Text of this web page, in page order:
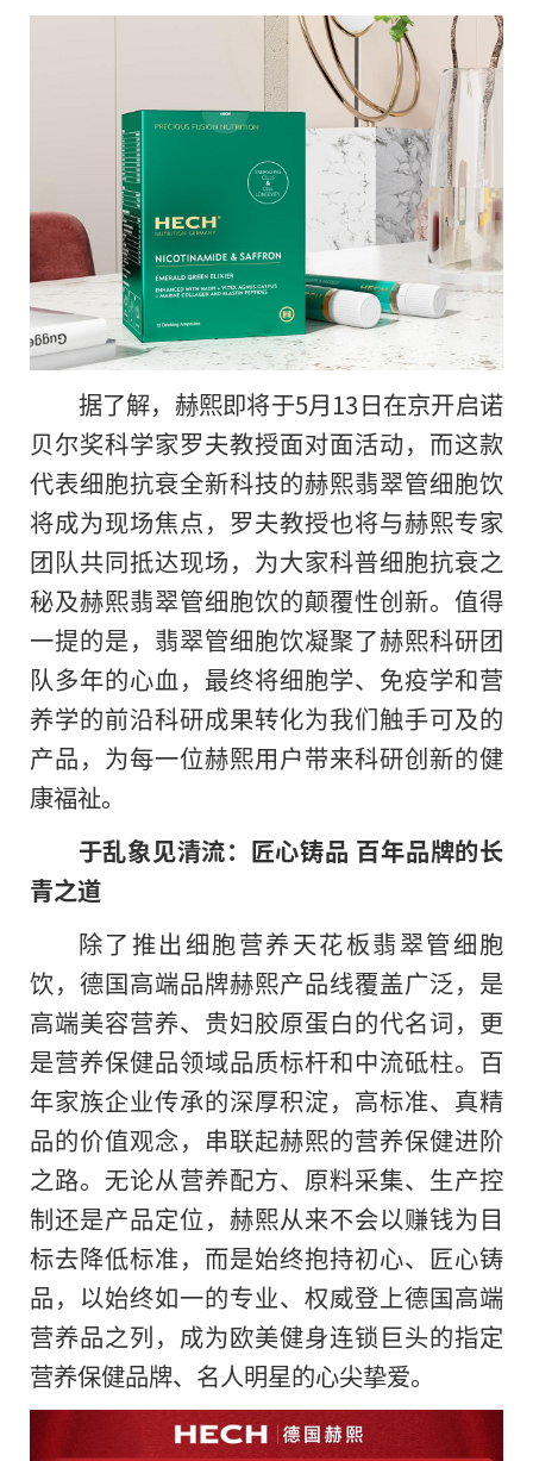
据了解，赫熙即将于5月13日在京开启诺
贝尔奖科学家罗夫教授面对面活动，而这款
代表细胞抗衰全新科技的赫熙翡翠管细胞饮
将成为现场焦点，罗夫教授也将与赫熙专家
团队共同抵达现场，为大家科普细胞抗衰之
秘及赫熙翡翠管细胞饮的颠覆性创新。值得
一提的是，翡翠管细胞饮凝聚了赫熙科研团
队多年的心血，最终将细胞学、免疫学和营
养学的前沿科研成果转化为我们触手可及的
产品，为每一位赫熙用户带来科研创新的健
康福祉。
于乱象见清流：匠心铸品 百年品牌的长
青之道
除了推出细胞营养天花板翡翠管细胞
饮，德国高端品牌赫熙产品线覆盖广泛，是
高端美容营养、贵妇胶原蛋白的代名词，更
是营养保健品领域品质标杆和中流砥柱。百
年家族企业传承的深厚积淀，高标准、真精
品的价值观念，串联起赫熙的营养保健进阶
之路。无论从营养配方、原料采集、生产控
制还是产品定位，赫熙从来不会以赚钱为目
标去降低标准，而是始终抱持初心、匠心铸
品，以始终如一的专业、权威登上德国高端
营养品之列，成为欧美健身连锁巨头的指定
营养保健品牌、名人明星的心尖挚爱。